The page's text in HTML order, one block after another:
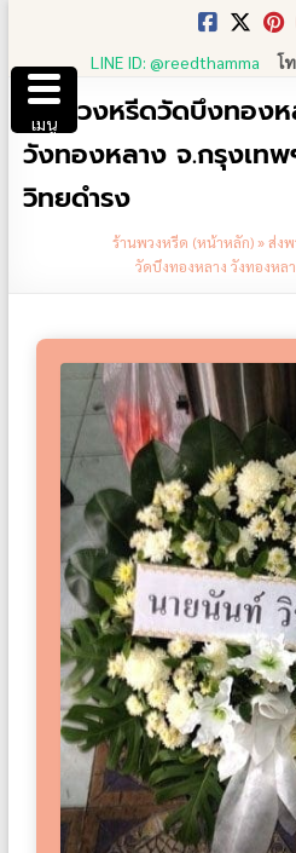
content
LINE ID: @reedthamma โ
ส่งพวงหรีดวัดบึงทองห
วังทองหลาง จ.กรุงเท
วิทยดำรง
ร้านพวงหรีด (หน้าหลัก)»ส่ง
วัดบึงทองหลาง วังทองหล
เมนู